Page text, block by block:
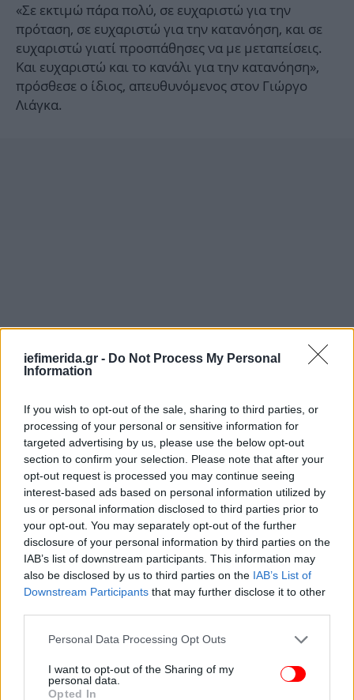
iefimerida.gr - Do Not Process My Personal
Information
If you wish to opt-out of the sale, sharing to third parties, or
processing of your personal or sensitive information for
targeted advertising by us, please use the below opt-out
section to confirm your selection. Please note that after your
opt-out request is processed you may continue seeing
interest-based ads based on personal information utilized by
us or personal information disclosed to third parties prior to
your opt-out. You may separately opt-out of the further
disclosure of your personal information by third parties on the
IAB’s list of downstream participants. This information may
also be disclosed by us to third parties on the IAB’s List of
Downstream Participants that may further disclose it to other
Please note that this website/app uses one or more Google
not limited to your visit or usage behaviour. You may click to
grant or deny consent to Google and its third-party tags to
Personal Data Processing Opt Outs
I want to opt-out of the Sharing of my
personal data.
Opted In
«Σε εκτιμώ πάρα πολύ, σε ευχαριστώ για την
πρόταση, σε ευχαριστώ για την κατανόηση, και σε
ευχαριστώ γιατί προσπάθησες να με μεταπείσεις.
Και ευχαριστώ και το κανάλι για την κατανόηση»,
πρόσθεσε ο ίδιος, απευθυνόμενος στον Γιώργο
Λιάγκα.